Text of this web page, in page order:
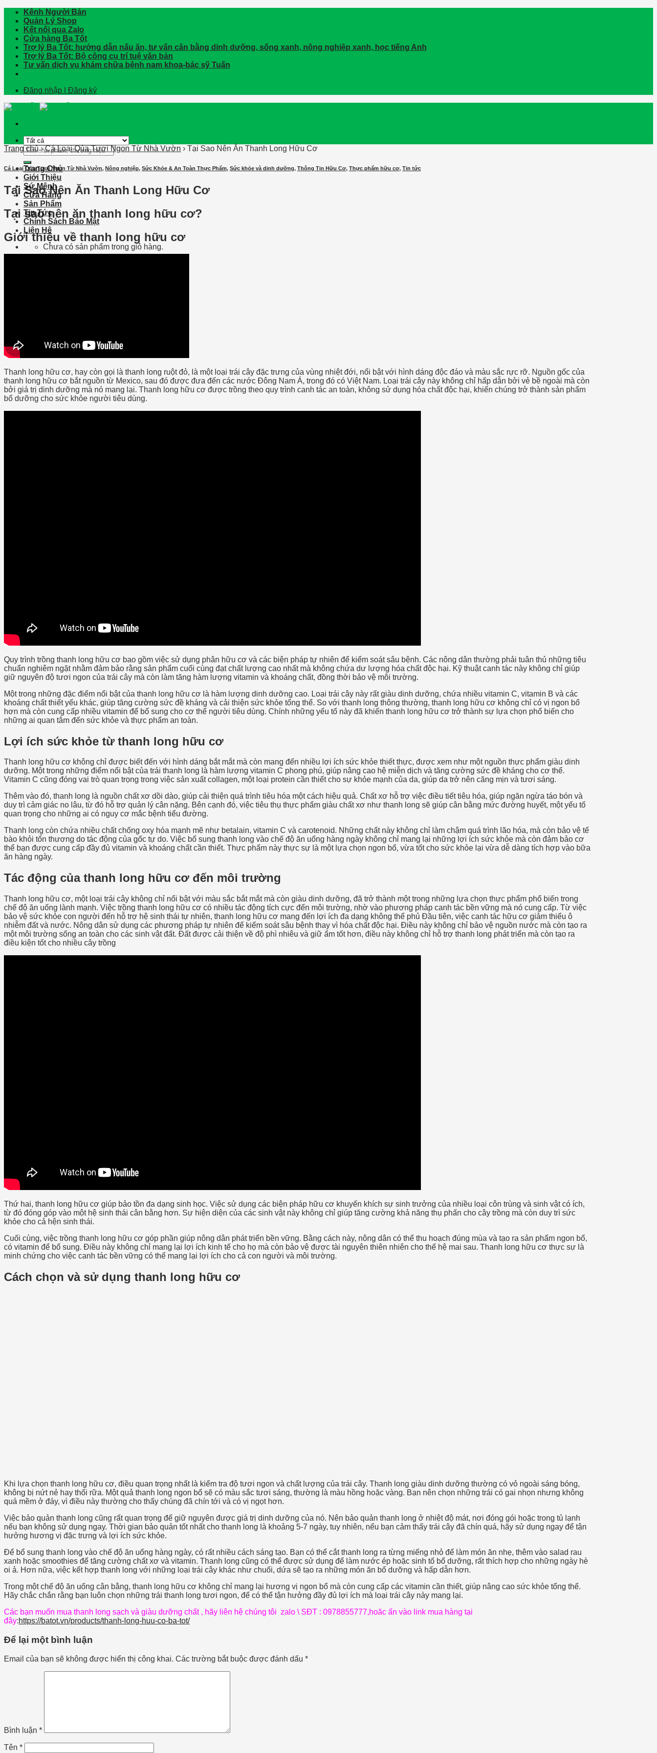
qua
dung
Kênh Người Bán
Quản Lý Shop
Kết nối qua Zalo
Cửa hàng Ba Tốt
Trợ lý Ba Tốt: hướng dẫn nấu ăn, tư vấn cân bằng dinh dưỡng, sống xanh, nông nghiệp xanh, học tiếng Anh
Trợ lý Ba Tốt: Bộ công cụ trí tuệ văn bản
Tư vấn dịch vụ khám chữa bệnh nam khoa-bác sỹ Tuấn
Đăng nhập | Đăng ký
Tìm
kiếm:
Trang Chủ
Giới Thiệu
Sứ Mệnh
Cửa Hàng
Sản Phẩm
Tin Tức
Chính Sách Bảo Mật
Liên Hệ
Chưa có sản phẩm trong giỏ hàng.
Trang chủ › Cá Loại Qủa Tươi Ngon Từ Nhà Vườn › Tại Sao Nên Ăn Thanh Long Hữu Cơ
Cá Loại Qủa Tươi Ngon Từ Nhà Vườn, Nông nghiệp, Sức Khỏe & An Toàn Thực Phẩm, Sức khỏe và dinh dưỡng, Thông Tin Hữu Cơ, Thực phẩm hữu cơ, Tin tức
Tại Sao Nên Ăn Thanh Long Hữu Cơ
Tại sao nên ăn thanh long hữu cơ?
Giới thiệu về thanh long hữu cơ
Thanh long hữu cơ, hay còn gọi là thanh long ruột đỏ, là một loại trái cây đặc trưng của vùng nhiệt đới, nổi bật với hình dáng độc đáo và màu sắc rực rỡ. Nguồn gốc của
thanh long hữu cơ bắt nguồn từ Mexico, sau đó được đưa đến các nước Đông Nam Á, trong đó có Việt Nam. Loại trái cây này không chỉ hấp dẫn bởi vẻ bề ngoài mà còn
bởi giá trị dinh dưỡng mà nó mang lại. Thanh long hữu cơ được trồng theo quy trình canh tác an toàn, không sử dụng hóa chất độc hại, khiến chúng trở thành sản phẩm
bổ dưỡng cho sức khỏe người tiêu dùng.
Quy trình trồng thanh long hữu cơ bao gồm việc sử dụng phân hữu cơ và các biện pháp tự nhiên để kiểm soát sâu bệnh. Các nông dân thường phải tuân thủ những tiêu
chuẩn nghiêm ngặt nhằm đảm bảo rằng sản phẩm cuối cùng đạt chất lượng cao nhất mà không chứa dư lượng hóa chất độc hại. Kỹ thuật canh tác này không chỉ giúp
giữ nguyên độ tươi ngon của trái cây mà còn làm tăng hàm lượng vitamin và khoáng chất, đồng thời bảo vệ môi trường.
Một trong những đặc điểm nổi bật của thanh long hữu cơ là hàm lượng dinh dưỡng cao. Loại trái cây này rất giàu dinh dưỡng, chứa nhiều vitamin C, vitamin B và các
khoáng chất thiết yếu khác, giúp tăng cường sức đề kháng và cải thiện sức khỏe tổng thể. So với thanh long thông thường, thanh long hữu cơ không chỉ có vị ngon bổ
hơn mà còn cung cấp nhiều vitamin để bổ sung cho cơ thể người tiêu dùng. Chính những yếu tố này đã khiến thanh long hữu cơ trở thành sự lựa chọn phổ biến cho
những ai quan tâm đến sức khỏe và thực phẩm an toàn.
Lợi ích sức khỏe từ thanh long hữu cơ
Thanh long hữu cơ không chỉ được biết đến với hình dáng bắt mắt mà còn mang đến nhiều lợi ích sức khỏe thiết thực, được xem như một nguồn thực phẩm giàu dinh
dưỡng. Một trong những điểm nổi bật của trái thanh long là hàm lượng vitamin C phong phú, giúp nâng cao hệ miễn dịch và tăng cường sức đề kháng cho cơ thể.
Vitamin C cũng đóng vai trò quan trọng trong việc sản xuất collagen, một loại protein cần thiết cho sự khỏe mạnh của da, giúp da trở nên căng mịn và tươi sáng.
Thêm vào đó, thanh long là nguồn chất xơ dồi dào, giúp cải thiện quá trình tiêu hóa một cách hiệu quả. Chất xơ hỗ trợ việc điều tiết tiêu hóa, giúp ngăn ngừa táo bón và
duy trì cảm giác no lâu, từ đó hỗ trợ quản lý cân nặng. Bên cạnh đó, việc tiêu thụ thực phẩm giàu chất xơ như thanh long sẽ giúp cân bằng mức đường huyết, một yếu tố
quan trọng cho những ai có nguy cơ mắc bệnh tiểu đường.
Thanh long còn chứa nhiều chất chống oxy hóa mạnh mẽ như betalain, vitamin C và carotenoid. Những chất này không chỉ làm chậm quá trình lão hóa, mà còn bảo vệ tế
bào khỏi tổn thương do tác động của gốc tự do. Việc bổ sung thanh long vào chế độ ăn uống hàng ngày không chỉ mang lại những lợi ích sức khỏe mà còn đảm bảo cơ
thể bạn được cung cấp đầy đủ vitamin và khoáng chất cần thiết. Thực phẩm này thực sự là một lựa chọn ngon bổ, vừa tốt cho sức khỏe lại vừa dễ dàng tích hợp vào bữa
ăn hàng ngày.
Tác động của thanh long hữu cơ đến môi trường
Thanh long hữu cơ, một loại trái cây không chỉ nổi bật với màu sắc bắt mắt mà còn giàu dinh dưỡng, đã trở thành một trong những lựa chọn thực phẩm phổ biến trong
chế độ ăn uống lành mạnh. Việc trồng thanh long hữu cơ có nhiều tác động tích cực đến môi trường, nhờ vào phương pháp canh tác bền vững mà nó cung cấp. Từ việc
bảo vệ sức khỏe con người đến hỗ trợ hệ sinh thái tự nhiên, thanh long hữu cơ mang đến lợi ích đa dạng không thể phủ Đầu tiên, việc canh tác hữu cơ giảm thiểu ô
nhiễm đất và nước. Nông dân sử dụng các phương pháp tự nhiên để kiểm soát sâu bệnh thay vì hóa chất độc hại. Điều này không chỉ bảo vệ nguồn nước mà còn tạo ra
một môi trường sống an toàn cho các sinh vật đất. Đất được cải thiện về độ phì nhiêu và giữ ẩm tốt hơn, điều này không chỉ hỗ trợ thanh long phát triển mà còn tạo ra
điều kiện tốt cho nhiều cây trồng
Thứ hai, thanh long hữu cơ giúp bảo tồn đa dạng sinh học. Việc sử dụng các biện pháp hữu cơ khuyến khích sự sinh trưởng của nhiều loại côn trùng và sinh vật có ích,
từ đó đóng góp vào một hệ sinh thái cân bằng hơn. Sự hiện diện của các sinh vật này không chỉ giúp tăng cường khả năng thụ phấn cho cây trồng mà còn duy trì sức
khỏe cho cả hện sinh thái.
Cuối cùng, việc trồng thanh long hữu cơ góp phần giúp nông dân phát triển bền vững. Bằng cách này, nông dân có thể thu hoạch đúng mùa và tạo ra sản phẩm ngon bổ,
có vitamin để bổ sung. Điều này không chỉ mang lại lợi ích kinh tế cho họ mà còn bảo vệ được tài nguyên thiên nhiên cho thế hệ mai sau. Thanh long hữu cơ thực sự là
minh chứng cho việc canh tác bền vững có thể mang lại lợi ích cho cả con người và môi trường.
Cách chọn và sử dụng thanh long hữu cơ
Khi lựa chọn thanh long hữu cơ, điều quan trọng nhất là kiểm tra độ tươi ngon và chất lượng của trái cây. Thanh long giàu dinh dưỡng thường có vỏ ngoài sáng bóng,
không bị nứt nẻ hay thối rữa. Một quả thanh long ngon bổ sẽ có màu sắc tươi sáng, thường là màu hồng hoặc vàng. Bạn nên chọn những trái có gai nhọn nhưng không
quá mềm ở đáy, vì điều này thường cho thấy chúng đã chín tới và có vị ngọt hơn.
Việc bảo quản thanh long cũng rất quan trọng để giữ nguyên được giá trị dinh dưỡng của nó. Nên bảo quản thanh long ở nhiệt độ mát, nơi đóng gói hoặc trong tủ lạnh
nếu bạn không sử dụng ngay. Thời gian bảo quản tốt nhất cho thanh long là khoảng 5-7 ngày, tuy nhiên, nếu bạn cảm thấy trái cây đã chín quá, hãy sử dụng ngay để tận
hưởng hương vị đặc trưng và lợi ích sức khỏe.
Để bổ sung thanh long vào chế độ ăn uống hàng ngày, có rất nhiều cách sáng tạo. Bạn có thể cắt thanh long ra từng miếng nhỏ để làm món ăn nhẹ, thêm vào salad rau
xanh hoặc smoothies để tăng cường chất xơ và vitamin. Thanh long cũng có thể được sử dụng để làm nước ép hoặc sinh tố bổ dưỡng, rất thích hợp cho những ngày hè
oi ả. Hơn nữa, việc kết hợp thanh long với những loại trái cây khác như chuối, dứa sẽ tạo ra những món ăn bổ dưỡng và hấp dẫn hơn.
Trong một chế độ ăn uống cân bằng, thanh long hữu cơ không chỉ mang lại hương vị ngon bổ mà còn cung cấp các vitamin cần thiết, giúp nâng cao sức khỏe tổng thể.
Hãy chắc chắn rằng bạn luôn chọn những trái thanh long tươi ngon, để có thể tận hưởng đầy đủ lợi ích mà loại trái cây này mang lại.
Các bạn muốn mua thanh long sạch và giàu dưỡng chất , hãy liên hệ chúng tôi zalo \ SĐT : 0978855777,hoăc ấn vào link mua hàng tại
đây:https://batot.vn/products/thanh-long-huu-co-ba-tot/
Để lại một bình luận
Email của bạn sẽ không được hiển thị công khai. Các trường bắt buộc được đánh dấu *
Bình luận *
Tên *